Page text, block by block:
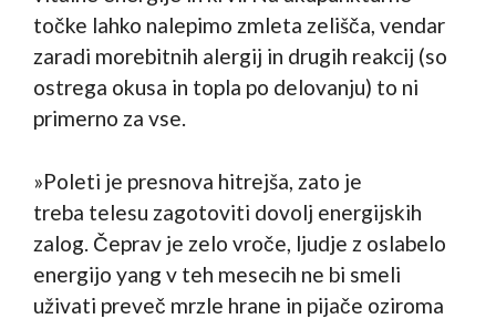
točke lahko nalepimo zmleta zelišča, vendar
zaradi morebitnih alergij in drugih reakcij (so
ostrega okusa in topla po delovanju) to ni
primerno za vse.
»Poleti je presnova hitrejša, zato je
treba telesu zagotoviti dovolj energijskih
zalog. Čeprav je zelo vroče, ljudje z oslabelo
energijo yang v teh mesecih ne bi smeli
uživati preveč mrzle hrane in pijače oziroma